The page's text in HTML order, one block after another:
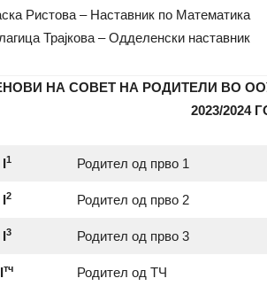
Ристова – Наставник по Математика
Трајкова – Одделенски наставник
НА СОВЕТ НА РОДИТЕЛИ ВО
2023/2024
I1 Родител од прво 1
I2 Родител од прво 2
I3 Родител од прво 3
Iтч Родител од ТЧ